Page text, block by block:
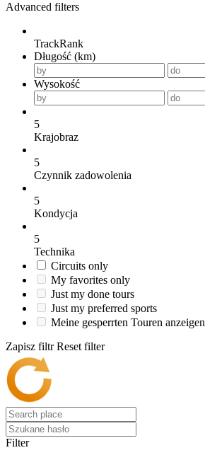
Advanced filters
TrackRank
Długość (km)
Wysokość
5
Krajobraz
5
Czynnik zadowolenia
5
Kondycja
5
Technika
Circuits only
My favorites only
Just my done tours
Just my preferred sports
Meine gesperrten Touren anzeigen
Zapisz filtr Reset filter
Filter